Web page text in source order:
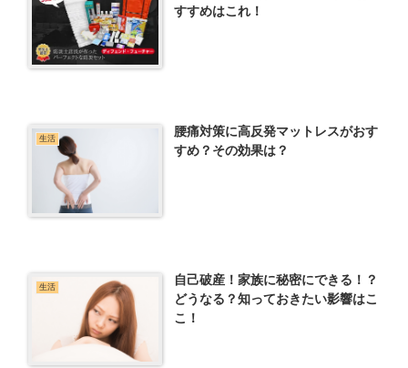
すすめはこれ！
生活
腰痛対策に高反発マットレスがおす
すめ？その効果は？
生活
自己破産！家族に秘密にできる！？
どうなる？知っておきたい影響はこ
こ！